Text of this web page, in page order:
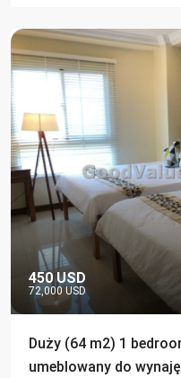
450 USD
72,000 USD
Duży (64 m2) 1
umeblowany do